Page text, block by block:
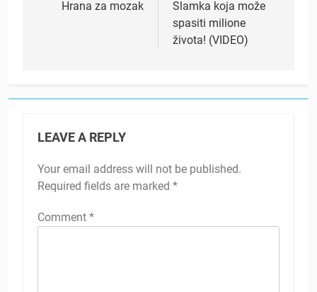
navigation
Hrana za mozak
Slamka koja može
spasiti milione
života! (VIDEO)
LEAVE A REPLY
Your email address will not be published.
Required fields are marked *
Comment *